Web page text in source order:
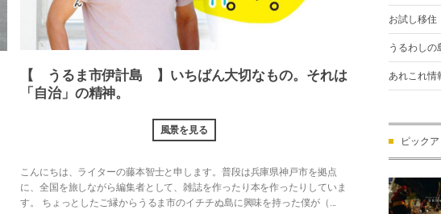
【 うるま市伊計島 】いちばん大切なもの。それは
「自治」の精神。
風景を見る
こんにちは、ライターの藤本智士と申します。普段は兵庫県神戸市を拠点
に、全国を旅しながら編集者として、雑誌を作ったり本を作ったりしていま
す。 ちょっとしたご縁からうるま市のイチチぬ島に興味を持った僕が（...
お試し移住
うるわし
あれこれ情
ピック